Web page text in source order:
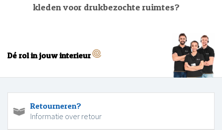
kleden voor drukbezochte ruimtes?
Dé rol in jouw interieur
Retourneren?
Informatie over retour